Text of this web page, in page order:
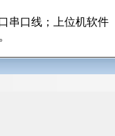
串口线；上位机软件